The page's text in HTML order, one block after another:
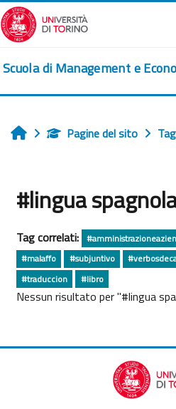
Vai al contenuto principale
Scuola di Management e
HomePagine del sito Tag
#lingua
Tag correlati:
#malaffo
#subjuntivo
#traduccion
#libro
Nessun risultato per "#lingua